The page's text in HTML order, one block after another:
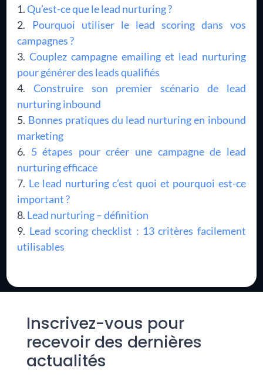
Qu’est-ce que le lead nurturing ?
Pourquoi utiliser le lead scoring dans vos
campagnes ?
Couplez campagne emailing et lead nurturing
pour générer des leads qualifiés
Construire son premier scénario de lead
nurturing inbound
Bonnes pratiques du lead nurturing en inbound
marketing
5 étapes pour créer une campagne de lead
nurturing efficace
Le lead nurturing c’est quoi et pourquoi est-ce
important ?
Lead nurturing – définition
Lead scoring checklist : 13 critères facilement
utilisables
Inscrivez-vous pour
recevoir des dernières
actualités